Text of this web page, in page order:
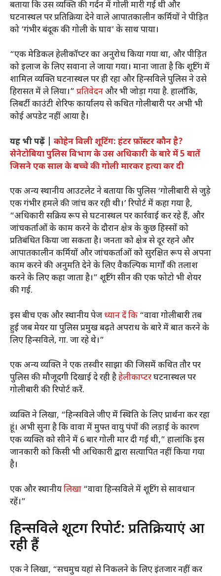
बताया कि उस व्यक्ति की गर्दन में गोली मारी गई थी और
घटनास्थल पर प्रतिक्रिया देने वाले आपातकालीन कर्मियों ने पीड़ित
को ‘गंभीर बंदूक की गोली के घाव’ के साथ पाया।
“एक मेडिकल हेलीकॉप्टर का अनुरोध किया गया था, और पीड़ित
को इलाज के लिए सवाना ले जाया गया। माना जाता है कि शूटिंग में
शामिल व्यक्ति घटनास्थल पर ही रहा और हिन्सविले पुलिस ने उसे
हिरासत में ले लिया।” प्रतिवेदनऔर भी जोड़ा गया है. हालाँकि,
लिबर्टी काउंटी शेरिफ कार्यालय से कथित गोलीबारी पर अभी भी
कोई अपडेट नहीं आया है।
यह भी पढ़ें | कोहेन विली शूटिंग: हंटर फ़ॉस्टर कौन है?
सेनेटोबिया पुलिस विभाग के उस अधिकारी के बारे में 5 बातें
जिसने एक साल के बच्चे की गोली मारकर हत्या कर दी
एक अन्य स्थानीय आउटलेट ने बताया कि पुलिस ‘गोलीबारी से जुड़े
एक गंभीर हमले की जांच कर रही थी।’ रिपोर्ट में कहा गया है,
“अधिकारी सक्रिय रूप से घटनास्थल पर कार्रवाई कर रहे हैं, और
जांचकर्ताओं के काम करने के दौरान क्षेत्र के कुछ हिस्सों को
प्रतिबंधित किया जा सकता है। जनता को क्षेत्र से दूर रहने और
आपातकालीन कर्मियों और जांचकर्ताओं को सुरक्षित रूप से अपना
काम करने की अनुमति देने के लिए वैकल्पिक मार्गों की तलाश
करने के लिए कहा जाता है।” शूटिंग सीन की एक फोटो भी शेयर
की गई.
इस बीच एक और स्थानीय पेज ध्यान दें कि “वावा गोलीबारी तब
हुई जब मेयर या पुलिस प्रमुख बढ़ते अपराध के बारे में बात करने के
लिए हिन्सविले, गा. जा रहे थे।”
एक अन्य व्यक्ति ने एक तस्वीर साझा की जिसमें कथित तौर पर
पुलिस की मौजूदगी दिखाई दे रही हैहेलीकाप्टरघटनास्थल पर
गोलीबारी की रिपोर्ट करें.
व्यक्ति ने लिखा, “हिन्सविले जीए में स्थिति के लिए प्रार्थना कर रहा
हूं। अभी सुना है कि वावा में मुफ्त वायु पंपों की लड़ाई के कारण
एक व्यक्ति को सीने में 6 बार गोली मार दी गई थी,” हालांकि इस
जानकारी को किसी भी अधिकारी द्वारा सत्यापित नहीं किया गया
है।
एक और स्थानीयलिखा “वावा हिन्सविले में शूटिंग से सावधान
रहें।”
हिन्सविले शूटिंग रिपोर्ट: प्रतिक्रियाएं आ
रही हैं
एक ने लिखा, “सचमुच यहां से निकलने के लिए इंतजार नहीं कर